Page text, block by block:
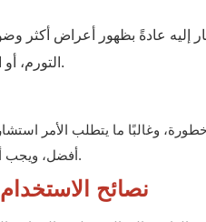
إليه عادةً بظهور أعراض أكثر
التورم، أو الشعور بالثقل، أو الألم في نهاية يوم العمل.
وغالبًا ما يتطلب الأمر
أفضل، ويجب أن تكون مناسبة تمامًا لضمان الراحة والأمان.
نصائح